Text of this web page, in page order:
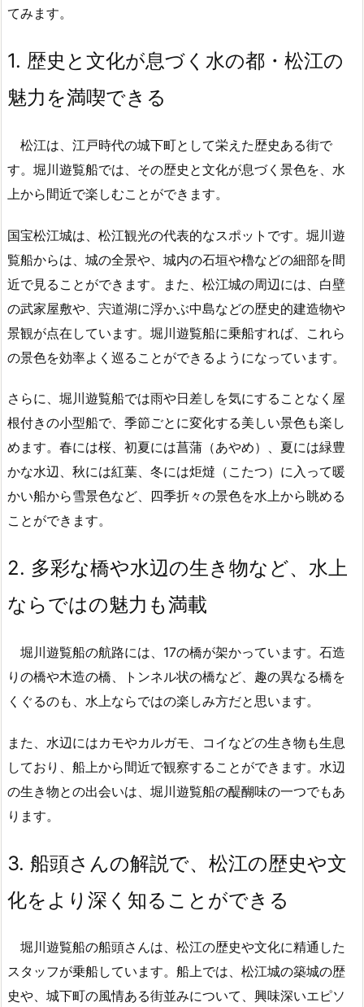
てみます。
1. 歴史と文化が息づく水の都・松江の
魅力を満喫できる
松江は、江戸時代の城下町として栄えた歴史ある街で
す。堀川遊覧船では、その歴史と文化が息づく景色を、水
上から間近で楽しむことができます。
国宝松江城は、松江観光の代表的なスポットです。堀川遊
覧船からは、城の全景や、城内の石垣や櫓などの細部を間
近で見ることができます。また、松江城の周辺には、白壁
の武家屋敷や、宍道湖に浮かぶ中島などの歴史的建造物や
景観が点在しています。堀川遊覧船に乗船すれば、これら
の景色を効率よく巡ることができるようになっています。
さらに、堀川遊覧船では雨や日差しを気にすることなく屋
根付きの小型船で、季節ごとに変化する美しい景色も楽し
めます。春には桜、初夏には菖蒲（あやめ）、夏には緑豊
かな水辺、秋には紅葉、冬には炬燵（こたつ）に入って暖
かい船から雪景色など、四季折々の景色を水上から眺める
ことができます。
2. 多彩な橋や水辺の生き物など、水上
ならではの魅力も満載
堀川遊覧船の航路には、17の橋が架かっています。石造
りの橋や木造の橋、トンネル状の橋など、趣の異なる橋を
くぐるのも、水上ならではの楽しみ方だと思います。
また、水辺にはカモやカルガモ、コイなどの生き物も生息
しており、船上から間近で観察することができます。水辺
の生き物との出会いは、堀川遊覧船の醍醐味の一つでもあ
ります。
3. 船頭さんの解説で、松江の歴史や文
化をより深く知ることができる
堀川遊覧船の船頭さんは、松江の歴史や文化に精通した
スタッフが乗船しています。船上では、松江城の築城の歴
史や、城下町の風情ある街並みについて、興味深いエピソ